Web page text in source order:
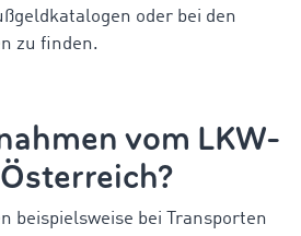
oder bei den
zu finden.
vom LKW-
?
beispielsweise bei Transporten